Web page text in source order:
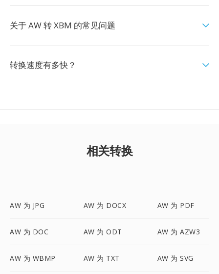
关于 AW 转 XBM 的常见问题
转换速度有多快？
相关转换
AW 为 JPG AW 为 DOCX AW 为 PDF
AW 为 DOC AW 为 ODT AW 为 AZW3
AW 为 WBMP AW 为 TXT AW 为 SVG